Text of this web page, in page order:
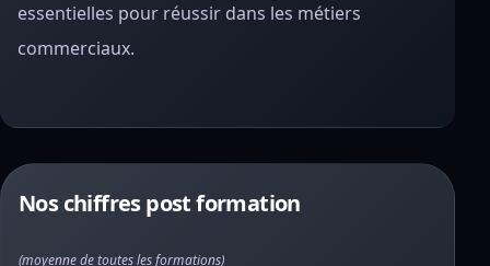
essentielles pour réussir dans les métiers
commerciaux.
Nos chiffres post formation
(moyenne de toutes les formations)